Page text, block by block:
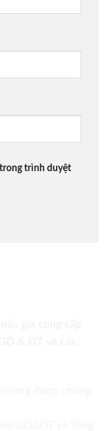
trình duyệt